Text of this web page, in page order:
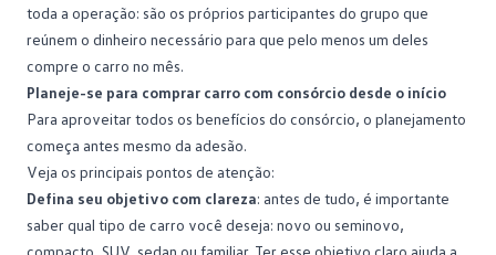
toda a operação: são os próprios participantes do grupo que
reúnem o dinheiro necessário para que pelo menos um deles
compre o carro no mês.
Planeje-se para comprar carro com consórcio desde o início
Para aproveitar todos os benefícios do consórcio, o planejamento
começa antes mesmo da adesão.
Veja os principais pontos de atenção:
Defina seu objetivo com clareza: antes de tudo, é importante
saber qual tipo de carro você deseja: novo ou seminovo,
compacto, SUV, sedan ou familiar. Ter esse objetivo claro ajuda a